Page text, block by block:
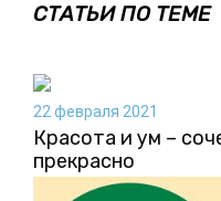
СТАТЬИ ПО ТЕМЕ
22 февраля 2021
Красота и ум –
прекрасно